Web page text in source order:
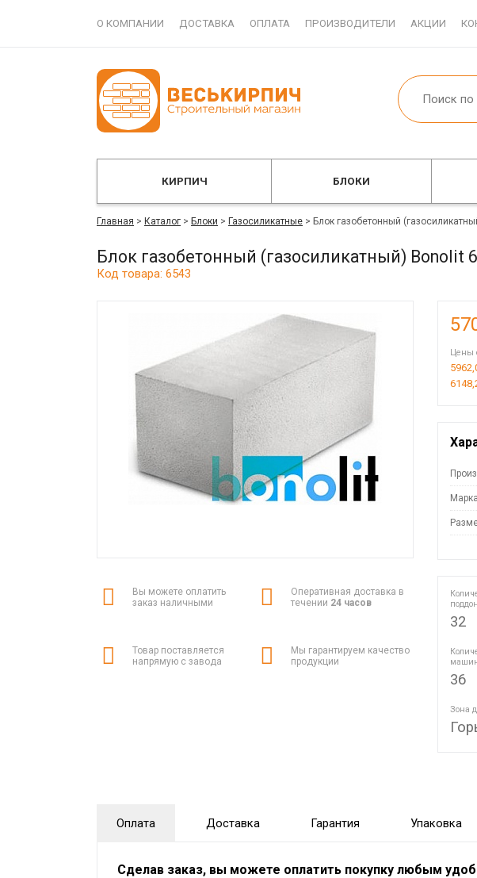
О КОМПАНИИ ДОСТАВКА ОПЛАТА ПРОИЗВОДИТЕЛИ АКЦИИ
КИРПИЧ БЛОКИ
Главная > Каталог > Блоки > Газосиликатные > Блок газобетонный
Блок газобетонный (газосиликатный) Bonolit
Код товара: 6543
Вы можете оплатить
заказ наличными
Оперативная доставка в
течении 24 часов
Товар поставляется
напрямую с завода
Мы гарантируем качество
продукции
Цены
Марка
32
36
Зона
Оплата Доставка Гарантия Упаковка
Сделав заказ, вы можете оплатить покупку любым